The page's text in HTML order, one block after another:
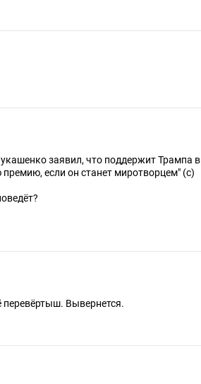
заявил, что поддержит Трампа в
если он станет миротворцем" (с)
Вывернется.